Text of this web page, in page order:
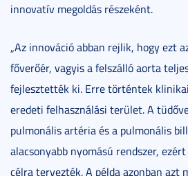
innovatív megoldás részeként.
„Az innováció abban rejlik, hogy ezt
főverőér, vagyis a felszálló aorta
fejlesztették ki. Erre történtek
eredeti felhasználási terület. A
pulmonális artéria és a pulmonális
alacsonyabb nyomású rendszer,
célra tervezték. A példa azonban azt